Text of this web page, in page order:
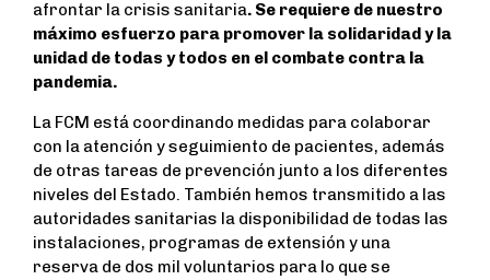
afrontar la crisis sanitaria. Se requiere de nuestro
máximo esfuerzo para promover la solidaridad y la
unidad de todas y todos en el combate contra la
pandemia.
La FCM está coordinando medidas para colaborar
con la atención y seguimiento de pacientes, además
de otras tareas de prevención junto a los diferentes
niveles del Estado. También hemos transmitido a las
autoridades sanitarias la disponibilidad de todas las
instalaciones, programas de extensión y una
reserva de dos mil voluntarios para lo que se